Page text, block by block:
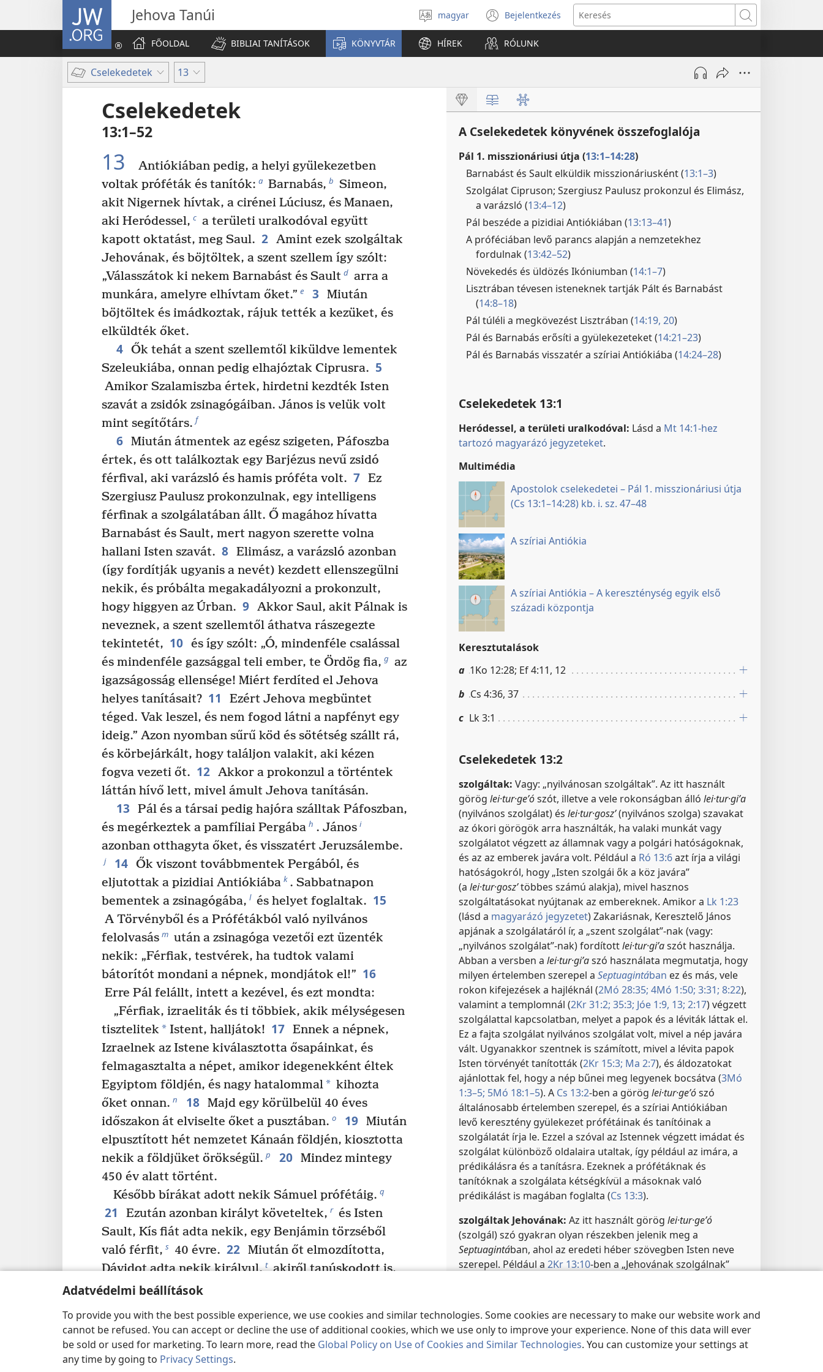
Adatvédelmi beállítások
To provide you with the best possible experience, we use cookies and similar technologies. Some cookies are necessary to make our website work and
cannot be refused. You can accept or decline the use of additional cookies, which we use only to improve your experience. None of this data will ever
be sold or used for marketing. To learn more, read the Global Policy on Use of Cookies and Similar Technologies. You can customize your settings at
any time by going to Privacy Settings.
JW.ORG Jehova Tanúi
Válassz
nyelvet
magyar Bejelentkezés
(opens
new
window)
Keresés
FŐOLDAL
BIBLIAI TANÍTÁSOK KÖNYVTÁR HÍREK RÓLUNK
Cselekedetek 13
Cselekedetek
13:1–52
13
Antiókiában pedig, a helyi gyülekezetben
voltak próféták és tanítók: a Barnabás, b Simeon,
akit Nigernek hívtak, a cirénei Lúciusz, és Manaen,
aki Heródessel, c a területi uralkodóval együtt
kapott oktatást, meg Saul. 2 Amint ezek szolgáltak
Jehovának, és böjtöltek, a szent szellem így szólt:
„Válasszátok ki nekem Barnabást és Sault d arra a
munkára, amelyre elhívtam őket.” e 3
Miután
böjtöltek és imádkoztak, rájuk tették a kezüket, és
elküldték őket.
4 Ők tehát a szent szellemtől kiküldve lementek
Szeleukiába, onnan pedig elhajóztak Ciprusra. 5
Amikor Szalamiszba értek, hirdetni kezdték Isten
szavát a zsidók zsinagógáiban. János is velük volt
mint segítőtárs. f
6 Miután átmentek az egész szigeten, Páfoszba
értek, és ott találkoztak egy Barjézus nevű zsidó
férfival, aki varázsló és hamis próféta volt. 7 Ez
Szergiusz Paulusz prokonzulnak, egy intelligens
férfinak a szolgálatában állt. Ő magához hívatta
Barnabást és Sault, mert nagyon szerette volna
hallani Isten szavát. 8 Elimász, a varázsló azonban
(így fordítják ugyanis a nevét) kezdett ellenszegülni
nekik, és próbálta megakadályozni a prokonzult,
hogy higgyen az Úrban. 9 Akkor Saul, akit Pálnak is
neveznek, a szent szellemtől áthatva rászegezte
tekintetét, 10 és így szólt: „Ó, mindenféle csalással
és mindenféle gazsággal teli ember, te Ördög fia, g az
igazságosság ellensége! Miért ferdíted el Jehova
helyes tanításait? 11
Ezért Jehova megbüntet
téged. Vak leszel, és nem fogod látni a napfényt egy
ideig.” Azon nyomban sűrű köd és sötétség szállt rá,
és körbejárkált, hogy találjon valakit, aki kézen
fogva vezeti őt. 12 Akkor a prokonzul a történtek
láttán hívő lett, mivel ámult Jehova tanításán.
13
Pál és a társai pedig hajóra szálltak Páfoszban,
és megérkeztek a pamfíliai Pergába h . János i
azonban otthagyta őket, és visszatért Jeruzsálembe.
j 14 Ők viszont továbbmentek Pergából, és
eljutottak a pizidiai Antiókiába k . Sabbatnapon
bementek a zsinagógába, l és helyet foglaltak. 15
A Törvényből és a Prófétákból való nyilvános
felolvasás m után a zsinagóga vezetői ezt üzenték
nekik: „Férfiak, testvérek, ha tudtok valami
bátorítót mondani a népnek, mondjátok el!” 16
Erre Pál felállt, intett a kezével, és ezt mondta:
„Férfiak, izraeliták és ti többiek, akik mélységesen
tisztelitek * Istent, halljátok! 17 Ennek a népnek,
Izraelnek az Istene kiválasztotta ősapáinkat, és
felmagasztalta a népet, amikor idegenekként éltek
Egyiptom földjén, és nagy hatalommal* kihozta
őket onnan. n 18 Majd egy körülbelül 40 éves
időszakon át elviselte őket a pusztában. o 19 Miután
elpusztított hét nemzetet Kánaán földjén, kiosztotta
nekik a földjüket örökségül. p 20 Mindez mintegy
450 év alatt történt.
Később bírákat adott nekik Sámuel prófétáig. q
21 Ezután azonban királyt követeltek, r és Isten
Sault, Kís fiát adta nekik, egy Benjámin törzséből
való férfit, s 40 évre. 22 Miután őt elmozdította,
Dávidot adta nekik királyul, t akiről tanúskodott is,
és ezt mondta: »Megtaláltam Dávidot, Isai fiát,
mindazt, amit kívánok.«
23
Az ő utódai közül Isten
az ígéretéhez hűen megmentőt adott Izraelnek,
Jézust. w 24 Mielőtt ő eljött, János nyilvánosan
A Cselekedetek könyvének összefoglalója
Pál 1. misszionáriusi útja (13:1–14:28)
Barnabást és Sault elküldik misszionáriusként (13:1–3)
Szolgálat Cipruson; Szergiusz Paulusz prokonzul és Elimász,
a varázsló (13:4–12)
Pál beszéde a pizidiai Antiókiában (13:13–41)
A próféciában levő parancs alapján a nemzetekhez
fordulnak (13:42–52)
Növekedés és üldözés Ikóniumban (14:1–7)
Lisztrában tévesen isteneknek tartják Pált és Barnabást
(14:8–18)
Pál túléli a megkövezést Lisztrában (14:19, 20)
Pál és Barnabás erősíti a gyülekezeteket (14:21–23)
Pál és Barnabás visszatér a szíriai Antiókiába (14:24–28)
Cselekedetek 13:1
Heródessel, a területi uralkodóval: Lásd a Mt 14:1-hez
tartozó magyarázó jegyzeteket.
Multimédia
Apostolok cselekedetei – Pál 1. misszionáriusi útja
(Cs 13:1–14:28) kb. i. sz. 47–48
A szíriai Antiókia
A szíriai Antiókia – A kereszténység egyik első
századi központja
Keresztutalások
a 1Ko 12:28; Ef 4:11, 12
b Cs 4:36, 37
c Lk 3:1
Cselekedetek 13:2
szolgáltak: Vagy: „nyilvánosan szolgáltak”. Az itt használt
görög lei·tur·geʹószót, illetve a vele rokonságban álló lei·tur·giʹa
(nyilvános szolgálat) és lei·tur·goszʹ(nyilvános szolga) szavakat
az ókori görögök arra használták, ha valaki munkát vagy
szolgálatot végzett az államnak vagy a polgári hatóságoknak,
és az az emberek javára volt. Például a Ró 13:6azt írja a világi
hatóságokról, hogy „Isten szolgái ők a köz javára”
(a lei·tur·goszʹtöbbes számú alakja), mivel hasznos
szolgáltatásokat nyújtanak az embereknek. Amikor a Lk 1:23
(lásd a magyarázó jegyzetet) Zakariásnak, Keresztelő János
apjának a szolgálatáról ír, a „szent szolgálat”-nak (vagy:
„nyilvános szolgálat”-nak) fordítottlei·tur·giʹaszót használja.
Abban a versben a lei·tur·giʹaszó használata megmutatja, hogy
milyen értelemben szerepel a Septuagintában ez és más, vele
rokon kifejezések a hajléknál (2Mó 28:35; 4Mó 1:50; 3:31; 8:22),
valamint a templomnál (2Kr 31:2; 35:3; Jóe 1:9, 13; 2:17) végzett
szolgálattal kapcsolatban, melyet a papok és a léviták láttak el.
Ez a fajta szolgálat nyilvános szolgálat volt, mivel a nép javára
vált. Ugyanakkor szentnek is számított, mivel a lévita papok
Isten törvényét tanították (2Kr 15:3; Ma 2:7), és áldozatokat
ajánlottak fel, hogy a nép bűnei meg legyenek bocsátva (3Mó
1:3–5; 5Mó 18:1–5). A Cs 13:2-ben a görög lei·tur·geʹószó
általánosabb értelemben szerepel, és a szíriai Antiókiában
levő keresztény gyülekezet prófétáinak és tanítóinak a
szolgálatát írja le. Ezzel a szóval az Istennek végzett imádat és
szolgálat különböző oldalaira utaltak, így például az imára, a
prédikálásra és a tanításra. Ezeknek a prófétáknak és
tanítóknak a szolgálata kétségkívül a másoknak való
prédikálást is magában foglalta (Cs 13:3).
szolgáltak Jehovának: Az itt használt görög lei·tur·geʹó
(szolgál) szó gyakran olyan részekben jelenik meg a
Septuagintában, ahol az eredeti héber szövegben Isten neve
szerepel. Például a 2Kr 13:10-ben a „Jehovának szolgálnak”
„szolgáljátok Jehovát” héber kifejezés fordításaként ( 1Sá 2:11;
3:1;Ez 45:4;Jóe 2:17 ; lásd aC3-as függ.-ben a bevezetőtés aCs
13:2-t).